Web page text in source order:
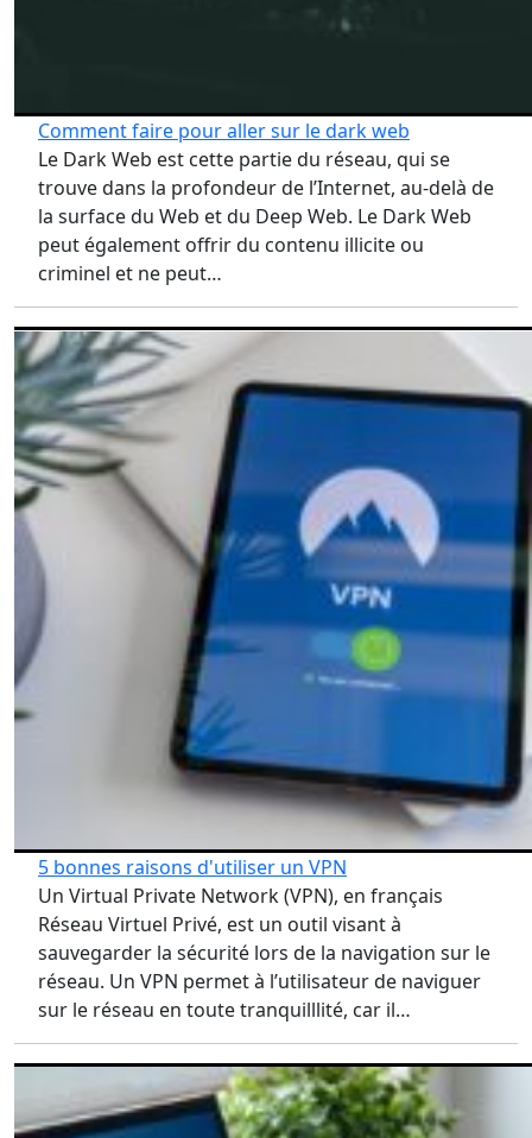
Comment faire pour aller sur le dark web
Le Dark Web est cette partie du réseau, qui se
trouve dans la profondeur de l’Internet, au-delà de
la surface du Web et du Deep Web. Le Dark Web
peut également offrir du contenu illicite ou
criminel et ne peut…
5 bonnes raisons d'utiliser un VPN
Un Virtual Private Network (VPN), en français
Réseau Virtuel Privé, est un outil visant à
sauvegarder la sécurité lors de la navigation sur le
réseau. Un VPN permet à l’utilisateur de naviguer
sur le réseau en toute tranquilllité, car il…